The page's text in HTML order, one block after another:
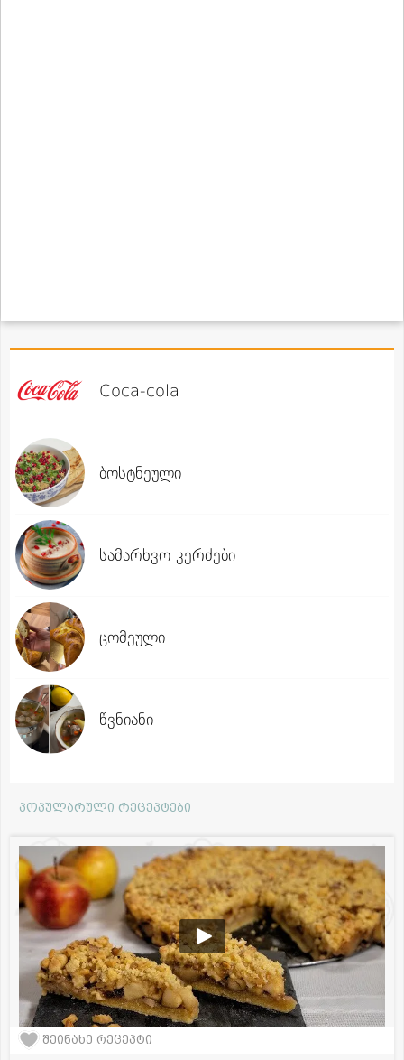
Coca-cola
ბოსტნეული
სამარხვო კერძები
ცომეული
წვნიანი
პოპულარული რეცეპტები
შეინახე რეცეპტი